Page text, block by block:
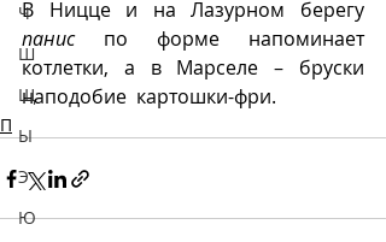
Ч
Ш
Щ
Ы
Э
Ю
панис по форме напоминает
котлетки, а в Марселе – бруски
наподобие  картошки-фри.
П